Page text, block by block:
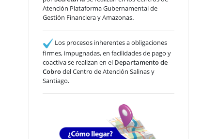
Atención Plataforma Gubernamental de
Gestión Financiera y Amazonas.
Los procesos inherentes a obligaciones
firmes, impugnadas, en facilidades de pago y
coactiva se realizan en el Departamento de
Cobrodel Centro de Atención Salinas y
Santiago.